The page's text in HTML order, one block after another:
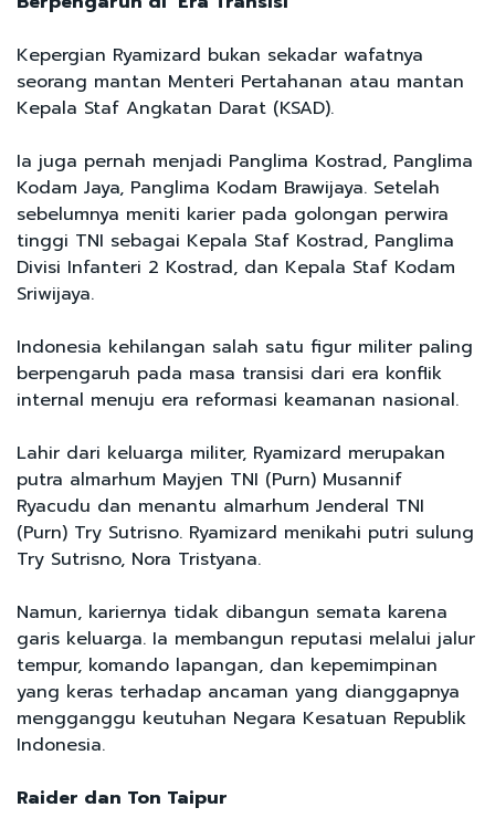
Kepergian Ryamizard bukan sekadar wafatnya
seorang mantan Menteri Pertahanan atau mantan
Kepala Staf Angkatan Darat (KSAD).
Ia juga pernah menjadi Panglima Kostrad, Panglima
Kodam Jaya, Panglima Kodam Brawijaya. Setelah
sebelumnya meniti karier pada golongan perwira
tinggi TNI sebagai Kepala Staf Kostrad, Panglima
Divisi Infanteri 2 Kostrad, dan Kepala Staf Kodam
Sriwijaya.
Indonesia kehilangan salah satu figur militer paling
berpengaruh pada masa transisi dari era konflik
internal menuju era reformasi keamanan nasional.
Lahir dari keluarga militer, Ryamizard merupakan
putra almarhum Mayjen TNI (Purn) Musannif
Ryacudu dan menantu almarhum Jenderal TNI
(Purn) Try Sutrisno. Ryamizard menikahi putri sulung
Try Sutrisno, Nora Tristyana.
Namun, kariernya tidak dibangun semata karena
garis keluarga. Ia membangun reputasi melalui jalur
tempur, komando lapangan, dan kepemimpinan
yang keras terhadap ancaman yang dianggapnya
mengganggu keutuhan Negara Kesatuan Republik
Indonesia.
Raider dan Ton Taipur